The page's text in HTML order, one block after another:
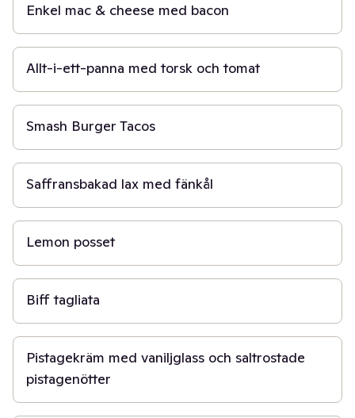
Enkel mac & cheese med bacon
20 min
Allt-i-ett-panna med torsk och tomat
20 min
Smash Burger Tacos
30 min
Saffransbakad lax med fänkål
3 t 20 min
Lemon posset
30 min
Biff tagliata
10 min
Pistagekräm med vaniljglass och saltrostade
pistagenötter
20 min